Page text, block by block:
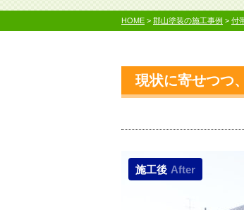
HOME > 郡山塗装の施工事例 > 付
現状に寄せつつ
施工後 After